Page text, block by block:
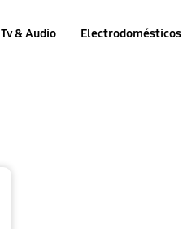
Tv & Audio Electrodomésticos